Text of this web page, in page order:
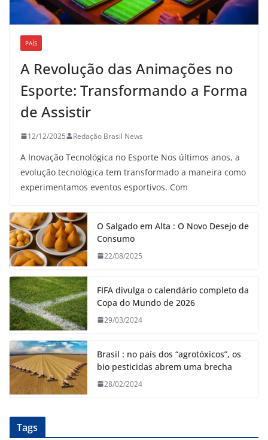
PAÍS
A Revolução das Animações no
Esporte: Transformando a Forma
de Assistir
12/12/2025 Redação Brasil News
A Inovação Tecnológica no Esporte Nos últimos anos, a
evolução tecnológica tem transformado a maneira como
experimentamos eventos esportivos. Com
O Salgado em Alta : O Novo Desejo de
Consumo
22/08/2025
FIFA divulga o calendário completo da
Copa do Mundo de 2026
29/03/2024
Brasil : no país dos “agrotóxicos”, os
bio pesticidas abrem uma brecha
28/02/2024
Tags